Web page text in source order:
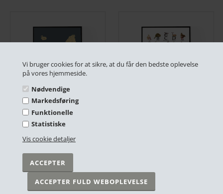
Vi bruger cookies for at sikre, at du får den bedste oplevelse
på vores hjemmeside.
Nødvendige
Markedsføring
Funktionelle
Statistiske
Vis cookie detaljer
A4 Tryk - Europakort
DKK 49,00
ANDRE HAR OGSÅ KØBT